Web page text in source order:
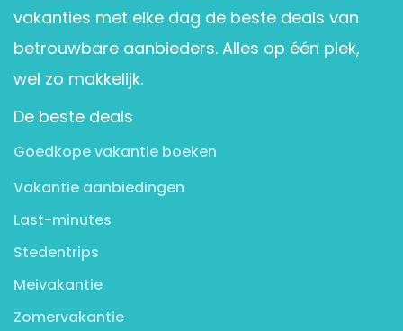
vakanties met elke dag de beste deals van
betrouwbare aanbieders. Alles op één plek,
wel zo makkelijk.
De beste deals
Goedkope vakantie boeken
Vakantie aanbiedingen
Last-minutes
Stedentrips
Meivakantie
Zomervakantie